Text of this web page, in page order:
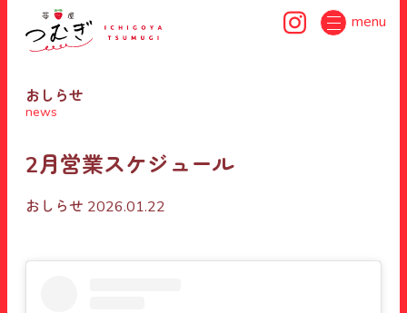
menu
おしらせ
news
2月営業スケジュール
おしらせ 2026.01.22